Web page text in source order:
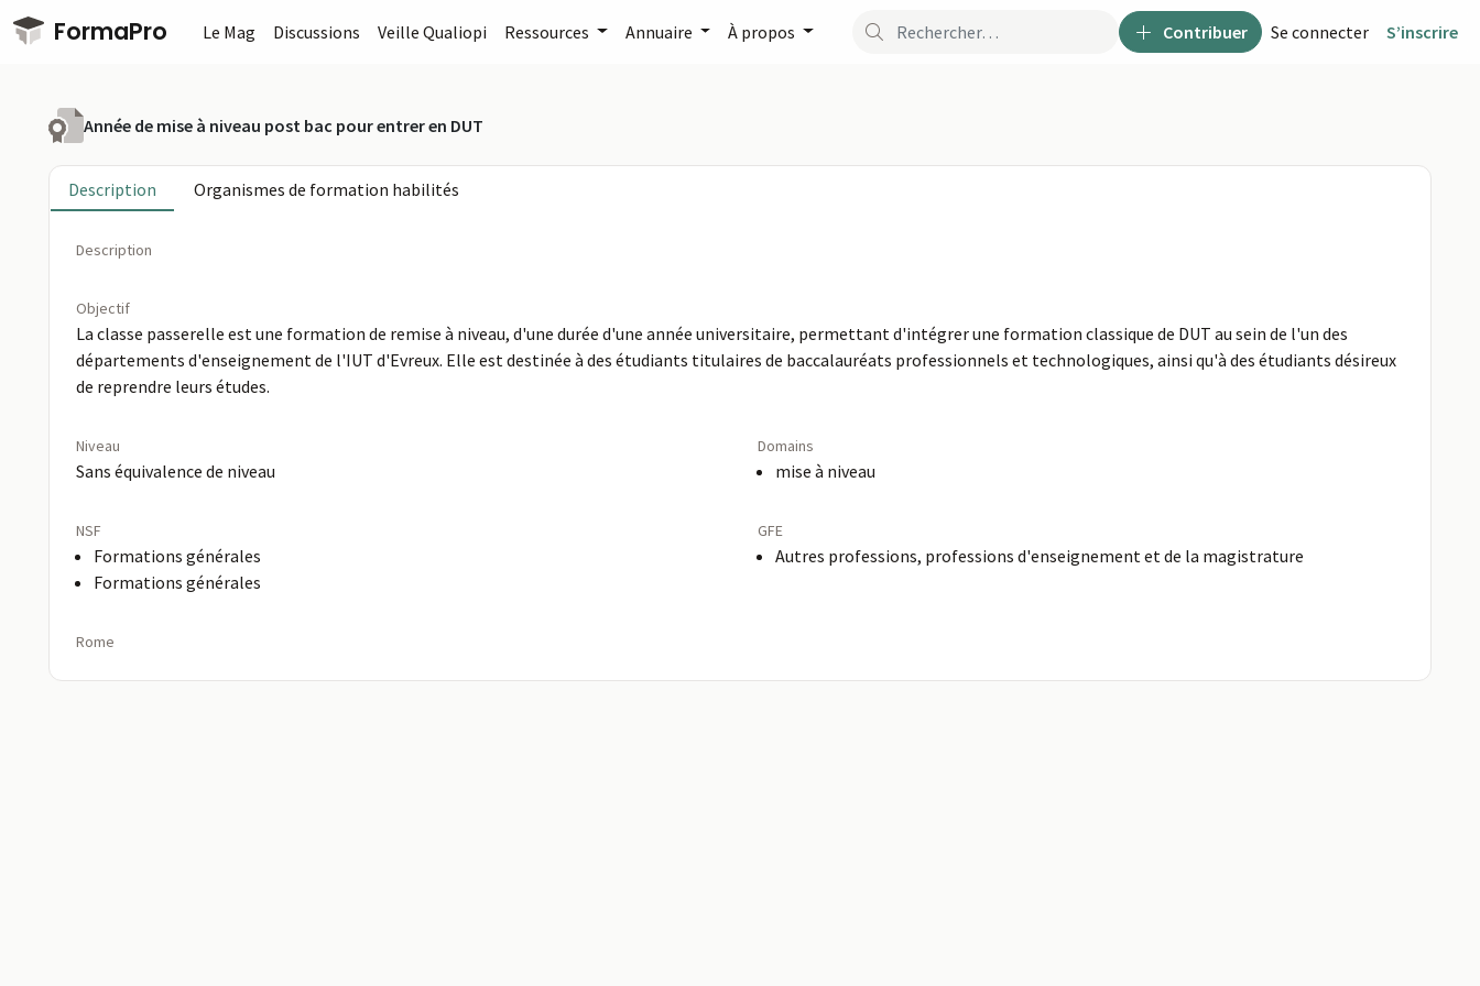
Passer au contenu principal
FormaPro Contribuer Se connecter S’inscrire
Le Mag Discussions Veille Qualiopi Ressources Annuaire À propos
Année de mise à niveau post bac pour entrer en DUT
Description Organismes de formation habilités
Description
Objectif
La classe passerelle est une formation de remise à niveau, d'une durée d'une année universitaire, permettant d'intégrer une formation classique de DUT au sein de l'un des
départements d'enseignement de l'IUT d'Evreux. Elle est destinée à des étudiants titulaires de baccalauréats professionnels et technologiques, ainsi qu'à des étudiants désireux
de reprendre leurs études.
Niveau
Sans équivalence de niveau
Domains
mise à niveau
NSF
Formations générales
Formations générales
GFE
Autres professions, professions d'enseignement et de la magistrature
Rome